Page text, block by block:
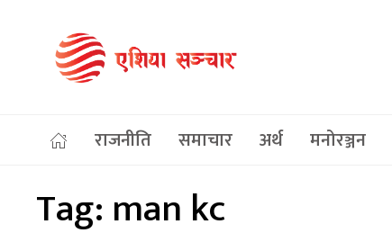
राजनीति समाचार अर्थ मनोरञ्जन
Tag: man kc